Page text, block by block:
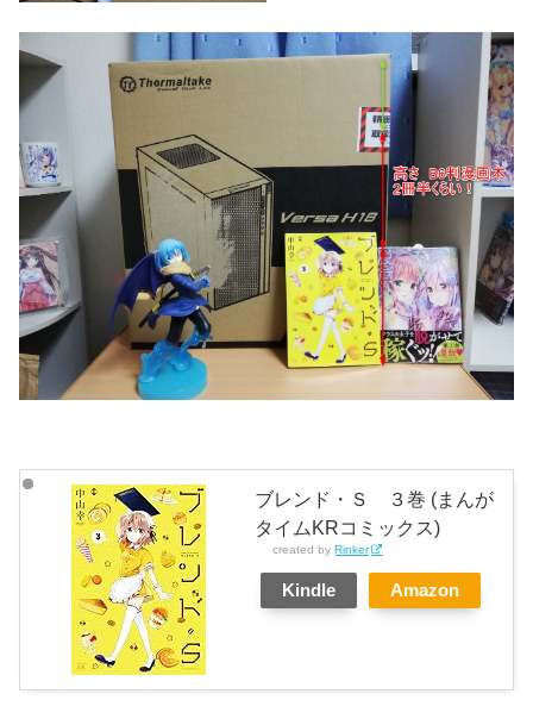
ブレンド・Ｓ ３巻 (まんが
タイムKRコミックス)
created byRinker
Kindle Amazon